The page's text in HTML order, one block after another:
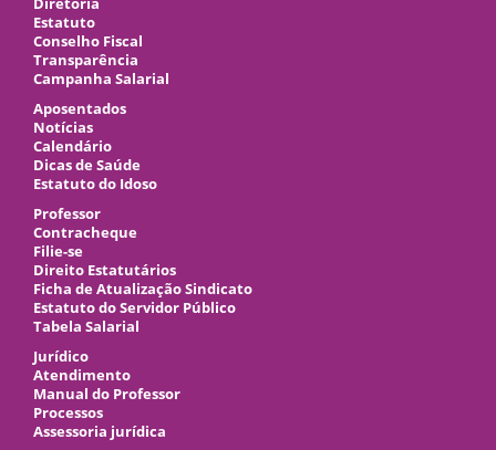
Estatuto
Conselho Fiscal
Transparência
Campanha Salarial
Aposentados
Notícias
Calendário
Dicas de Saúde
Estatuto do Idoso
Professor
Contracheque
Filie-se
Direito Estatutários
Ficha de Atualização Sindicato
Estatuto do Servidor Público
Tabela Salarial
Jurídico
Atendimento
Manual do Professor
Processos
Assessoria jurídica